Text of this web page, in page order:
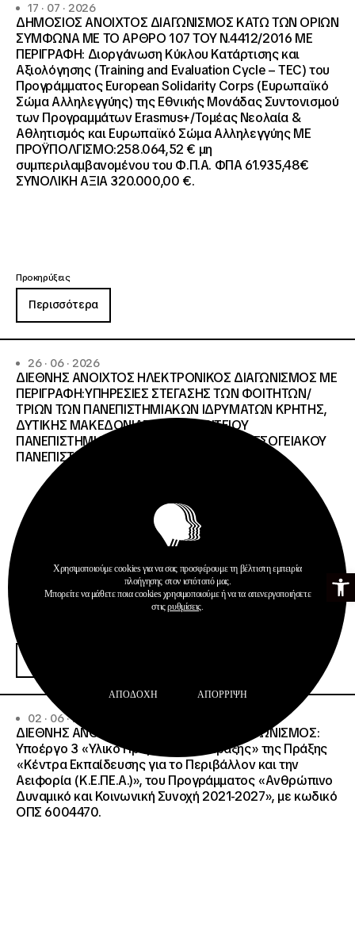
Ανοίξτε
17 · 07 · 2026
ΔΗΜΟΣΙΟΣ ΑΝΟΙΧΤΟΣ ΔΙΑΓΩΝΙΣΜΟΣ ΚΑΤΩ ΤΩΝ ΟΡΙΩΝ
ΣΥΜΦΩΝΑ ΜΕ ΤΟ ΑΡΘΡΟ 107 ΤΟΥ Ν.4412/2016 ΜΕ
ΠΕΡΙΓΡΑΦΗ: Διοργάνωση Κύκλου Κατάρτισης και
Αξιολόγησης (Training and Evaluation Cycle – TEC) του
Προγράμματος European Solidarity Corps (Ευρωπαϊκό
Σώμα Αλληλεγγύης) της Εθνικής Μονάδας Συντονισμού
των Προγραμμάτων Erasmus+/Τομέας Νεολαία &
Αθλητισμός και Ευρωπαϊκό Σώμα Αλληλεγγύης ΜΕ
ΠΡΟΫΠΟΛΓΙΣΜΟ:258.064,52 € μη
συμπεριλαμβανομένου του Φ.Π.Α. ΦΠΑ 61.935,48€
ΣΥΝΟΛΙΚΗ ΑΞΙΑ 320.000,00 €.
Προκηρύξεις
Περισσότερα
26 · 06 · 2026
ΔΙΕΘΝΗΣ ΑΝΟΙΧΤΟΣ ΗΛΕΚΤΡΟΝΙΚΟΣ ΔΙΑΓΩΝΙΣΜΟΣ ΜΕ
ΠΕΡΙΓΡΑΦΗ:ΥΠΗΡΕΣΙΕΣ ΣΤΕΓΑΣΗΣ ΤΩΝ ΦΟΙΤΗΤΩΝ/
ΤΡΙΩΝ ΤΩΝ ΠΑΝΕΠΙΣΤΗΜΙΑΚΩΝ ΙΔΡΥΜΑΤΩΝ KΡΗΤΗΣ,
ΔΥΤΙΚΗΣ ΜΑΚΕΔΟΝΙΑΣ, ΔΗΜΟΚΡΙΤΕΙΟΥ
ΠΑΝΕΠΙΣΤΗΜΙΟΥ ΘΡΑΚΗΣ, ΕΛΛΗΝΙΚΟΥ ΜΕΣΟΓΕΙΑΚΟΥ
ΠΑΝΕΠΙΣΤΗΜΙΟΥ, ΠΑΤΡΩΝ
02 · 06 · 2026
ΔΙΕΘΝΗΣ ΑΝΟΙΧΤΟΣ ΗΛΕΚΤΡΟΝΙΚΟΣ ΔΙΑΓΩΝΙΣΜΟΣ:
Υποέργο 3 «Υλικό Προβολής της Πράξης» της Πράξης
«Κέντρα Εκπαίδευσης για το Περιβάλλον και την
Αειφορία (Κ.Ε.ΠΕ.Α.)», του Προγράμματος «Ανθρώπινο
Δυναμικό και Κοινωνική Συνοχή 2021-2027», με κωδικό
ΟΠΣ 6004470.
Χρησιμοποιούμε cookies για να σας προσφέρουμε τη βέλτιστη εμπειρία
πλοήγησης στον ιστότοπό μας.
Μπορείτε να μάθετε ποια cookies χρησιμοποιούμε ή να τα απενεργοποιήσετε
στιςρυθμίσεις.
ΑΠΟΔΟΧΉ ΑΠΌΡΡΙΨΗ